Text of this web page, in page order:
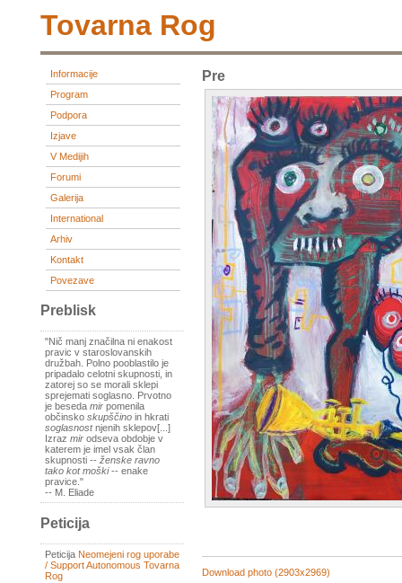
Tovarna Rog
Informacije
Program
Podpora
Izjave
V Medijih
Forumi
Galerija
International
Arhiv
Kontakt
Povezave
Preblisk
"Nič manj značilna ni enakost
pravic v staroslovanskih
družbah. Polno pooblastilo je
pripadalo celotni skupnosti, in
zatorej so se morali sklepi
sprejemati soglasno. Prvotno
je beseda mir pomenila
občinsko skupščino in hkrati
soglasnostnjenih sklepov[...]
Izraz mir odseva obdobje v
katerem je imel vsak član
skupnosti -- ženske ravno
tako kot moški-- enake
pravice."
-- M. Eliade
Peticija
Peticija Neomejeni rog uporabe
/ Support Autonomous Tovarna
Rog
Pre
Download photo (2903x2969)